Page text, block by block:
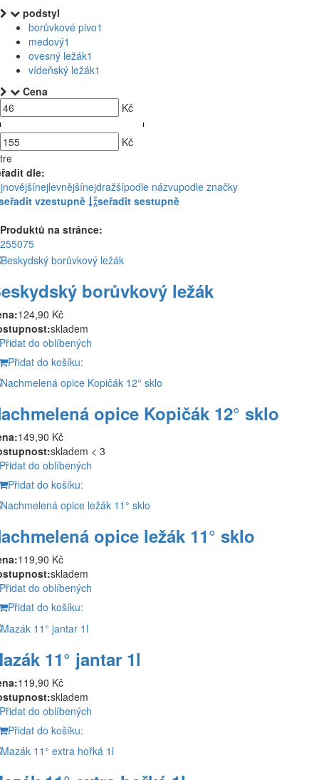
podstyl
borůvkové pivo1
medový1
ovesný ležák1
vídeňský ležák1
Cena
Kč
Kč
dle:
nejlevnějšínejdražšípodle názvupodle značky
vzestupně
seřadit sestupně
Produktů na stránce:
255075
borůvkový ležák
124,90 Kč
skladem
Přidat do oblíbených
Přidat do košíku:
opice Kopičák 12° sklo
149,90 Kč
skladem < 3
Přidat do oblíbených
Přidat do košíku:
opice ležák 11° sklo
119,90 Kč
skladem
Přidat do oblíbených
Přidat do košíku:
11° jantar 1l
119,90 Kč
skladem
Přidat do oblíbených
Přidat do košíku: